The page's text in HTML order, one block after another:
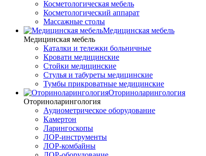
Косметологическая мебель
Косметологический аппарат
Массажные столы
Медицинская мебель
Медицинская мебель
Каталки и тележки больничные
Кровати медицинские
Стойки медицинские
Стулья и табуреты медицинские
Тумбы прикроватные медицинские
Оториноларингология
Оториноларингология
Аудиометрическое оборудование
Камертон
Ларингоскопы
ЛОР-инструменты
ЛОР-комбайны